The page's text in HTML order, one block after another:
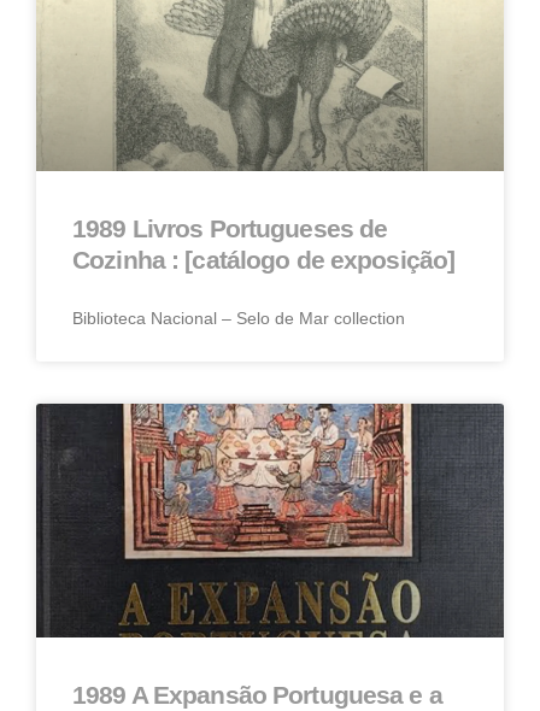
1989 Livros Portugueses de
Cozinha : [catálogo de exposição]
Biblioteca Nacional – Selo de Mar collection
1989 A Expansão Portuguesa e a